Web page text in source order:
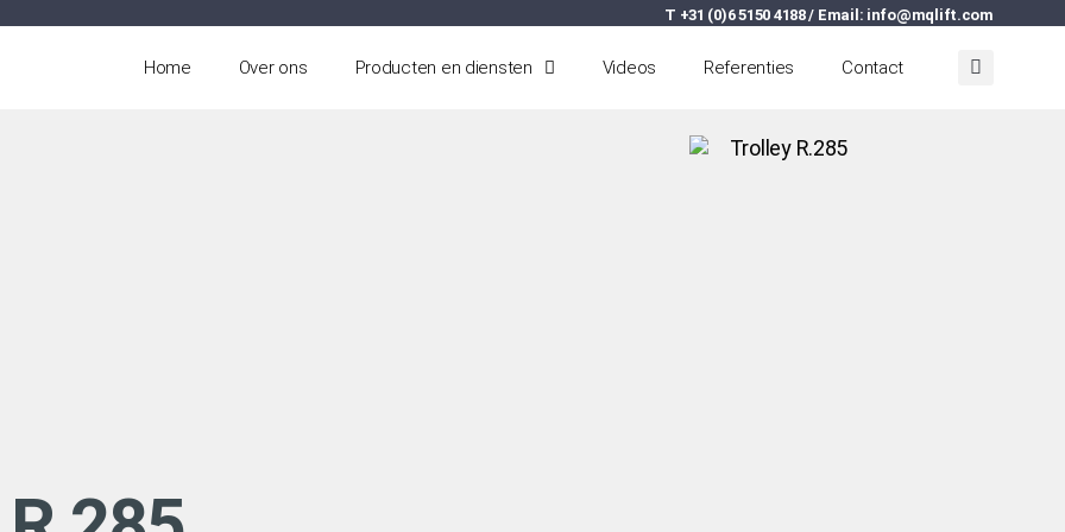
T +31 (0)6 5150 4188 / Email: info@mqlift.com
Home Over ons Producten en diensten Videos Referenties Contact